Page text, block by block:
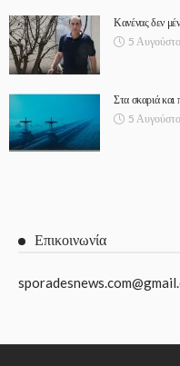
Κανένας δεν
5
Στα σκαριά και
5
Επικοινωνία